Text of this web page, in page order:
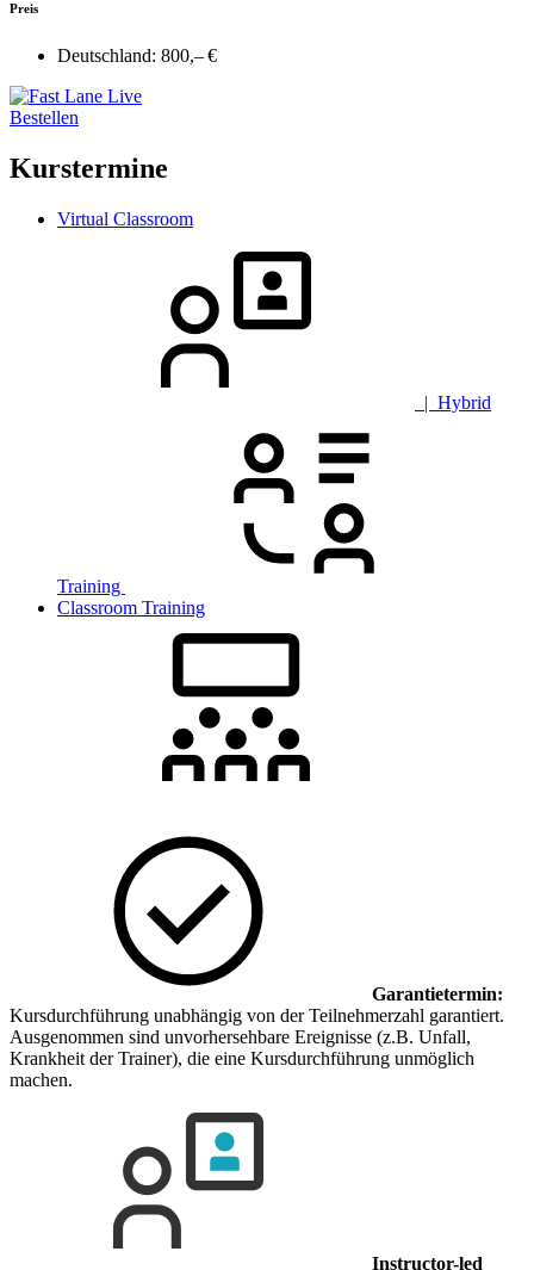
Preis
Deutschland: 800,– €
Bestellen
Kurstermine
Virtual Classroom
| Hybrid
Training
Classroom Training
Garantietermin:
Kursdurchführung unabhängig von der Teilnehmerzahl garantiert.
Ausgenommen sind unvorhersehbare Ereignisse (z.B. Unfall,
Krankheit der Trainer), die eine Kursdurchführung unmöglich
machen.
Instructor-led